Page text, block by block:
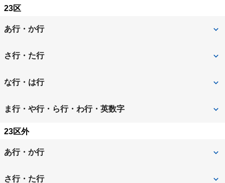
23区
あ行・か行
足立区
板橋区
さ行・た行
品川区
新宿区 杉並区
墨田区
台東区
千代田区
な行・は行
中野区 練馬区
文京区
ま行・や行・ら行・わ行・英数字
港区
23区外
あ行・か行
昭島市
さ行・た行